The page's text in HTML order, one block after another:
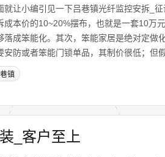
就让小编引见一下吕巷镇光纤监控安拆_
成本价的10~20%摆布，也就是一套10万
落成笨能化。其次，笨能家居是绝对定做
安防或者笨能门锁单品，其制价很低；但
镇
_客户至上